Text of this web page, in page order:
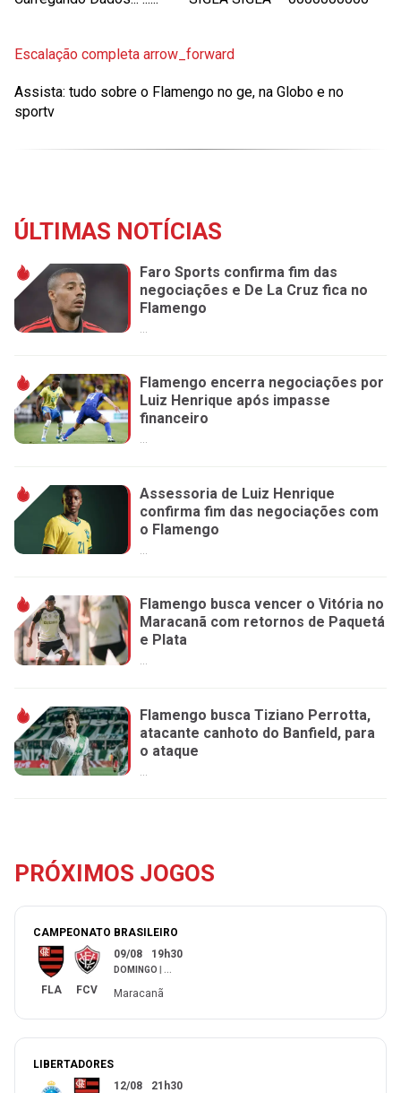
Escalação completa arrow_forward
Assista: tudo sobre o Flamengo no ge, na Globo e no
sportv
ÚLTIMAS NOTÍCIAS
Faro Sports confirma fim das
negociações e De La Cruz fica no
Flamengo
...
Flamengo encerra negociações por
Luiz Henrique após impasse
financeiro
...
Assessoria de Luiz Henrique
confirma fim das negociações com
o Flamengo
Flamengo busca vencer o Vitória no
Maracanã com retornos de Paquetá
e Plata
...
Flamengo busca Tiziano Perrotta,
atacante canhoto do Banfield, para
o ataque
PRÓXIMOS JOGOS
CAMPEONATO BRASILEIRO
FLA FCV
09/08 19h30
DOMINGO
Maracanã
LIBERTADORES
12/08 21h30